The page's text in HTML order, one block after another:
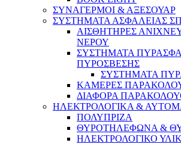
ΣΥΝΑΓΕΡΜΟΙ & ΑΞΕΣΟΥΑΡ
ΣΥΣΤΗΜΑΤΑ ΑΣΦΑΛΕΙΑΣ
ΑΙΣΘΗΤΗΡΕΣ
ΝΕΡΟΥ
ΣΥΣΤΗΜΑΤΑ
ΠΥΡΟΣΒΕΣΗΣ
ΣΥΣΤΗΜΑΤΑ
ΚΑΜΕΡΕΣ
ΔΙΑΦΟΡΑ
ΗΛΕΚΤΡΟΛΟΓΙΚΑ &
ΠΟΛΥΠΡΙΖΑ
ΘΥΡΟΤΗΛΕΦΩΝΑ &
ΗΛΕΚΤΡΟΛΟΓΙΚΟ